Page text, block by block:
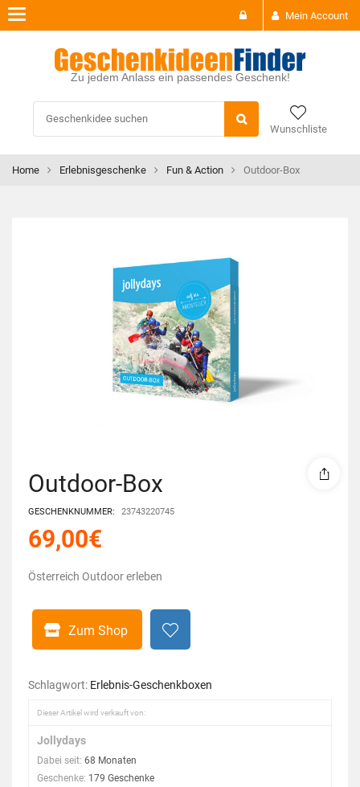
Mein Account
Zu jedem Anlass ein passendes Geschenk!
Wunschliste
Toggle
navigation
Home Erlebnisgeschenke Fun & Action Outdoor-Box
Outdoor-Box
GESCHENKNUMMER: 23743220745
69,00€
Österreich Outdoor erleben
Zum Shop
Schlagwort: Erlebnis-Geschenkboxen
Dieser Artikel wird verkauft von:
Jollydays
Dabei seit: 68 Monaten
Geschenke: 179 Geschenke